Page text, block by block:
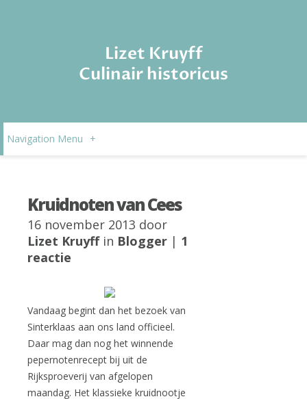
Lizet Kruyff
Culinair historicus
Navigation Menu +
Kruidnoten van Cees
16 november 2013 door
Lizet Kruyffin Blogger | 1
reactie
Vandaag begint dan het bezoek van
Sinterklaas aan ons land officieel.
Daar mag dan nog het winnende
pepernotenrecept bij uit de
Rijksproeverij van afgelopen
maandag. Het klassieke kruidnootje